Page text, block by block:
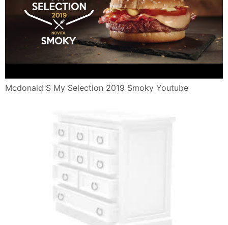
Mcdonald S My Selection 2019 Smoky Youtube